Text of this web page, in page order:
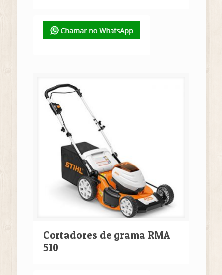
.
Cortadores de grama RMA
510